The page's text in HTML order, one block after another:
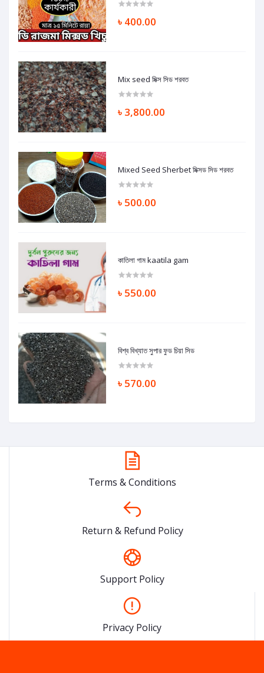
৳ 400.00
Mix seed মিক্স সিড শরবত
৳ 3,800.00
Mixed Seed Sherbet মিক্সড সিড শরবত
৳ 500.00
কাতিলা গাম kaatila gam
৳ 550.00
বিশ্ব বিখ্যাত সুপার ফুড চিয়া সিড
৳ 570.00
Terms & Conditions
Return & Refund Policy
Support Policy
Privacy Policy